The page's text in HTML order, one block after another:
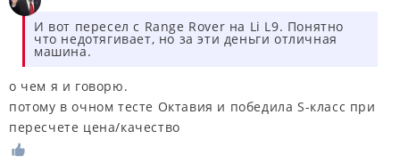
И вот пересел с Range Rover на Li L9. Понятно
что недотягивает, но за эти деньги отличная
машина.
о чем я и говорю.
потому в очном тесте Октавия и победила S-класс при
пересчете цена/качество